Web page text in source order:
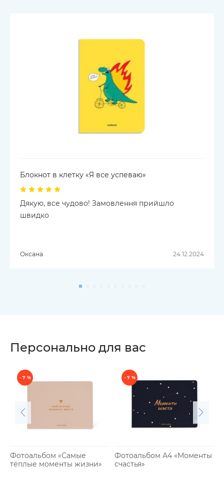
Блокнот в клетку «Я все успеваю»
Дякую, все чудово! Замовлення прийшло
швидко
Оксана 24.12.2024
Персонально для вас
- 7 %
Фотоальбом «Самые
тёплые моменты жизни»
- 7 %
Фотоальбом А4 «Моменты
счастья»